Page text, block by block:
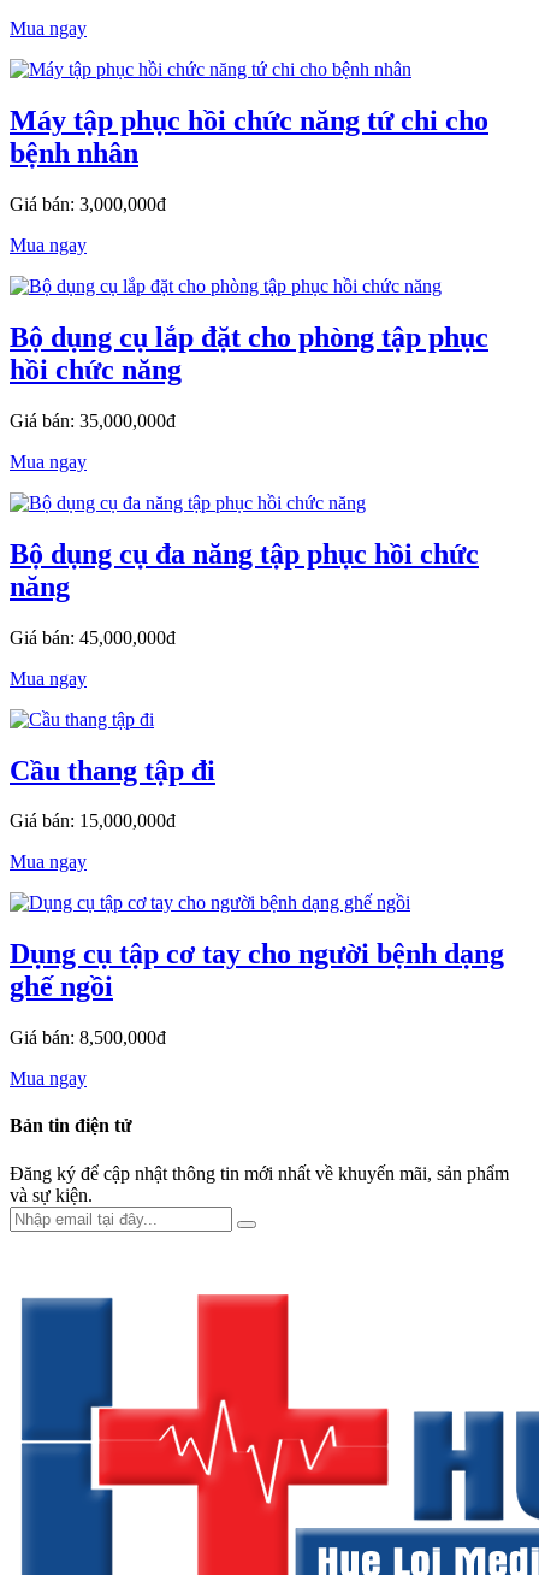
Mua ngay
Máy tập phục hồi chức năng tứ chi cho
bệnh nhân
Giá bán: 3,000,000đ
Mua ngay
Bộ dụng cụ lắp đặt cho phòng tập phục
hồi chức năng
Giá bán: 35,000,000đ
Mua ngay
Bộ dụng cụ đa năng tập phục hồi chức
năng
Giá bán: 45,000,000đ
Mua ngay
Cầu thang tập đi
Giá bán: 15,000,000đ
Mua ngay
Dụng cụ tập cơ tay cho người bệnh dạng
ghế ngồi
Giá bán: 8,500,000đ
Mua ngay
Bản tin điện tử
Đăng ký để cập nhật thông tin mới nhất về khuyến mãi, sản phẩm
và sự kiện.